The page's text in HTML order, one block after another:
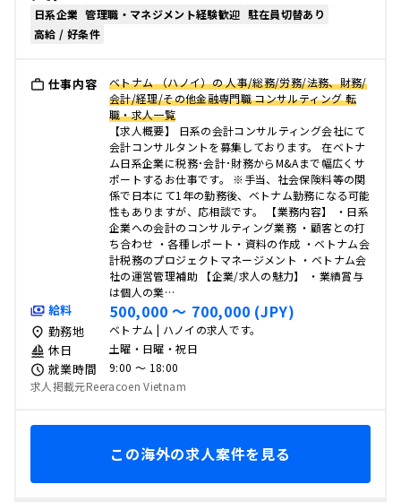
日系企業 管理職・マネジメント経験歓迎 駐在員切替あり
高給 / 好条件
仕事内容
ベトナム （ハノイ）の 人事/総務/労務/法務、財務/
会計/経理/その他金融専門職 コンサルティング 転
職・求人一覧
【求人概要】 日系の会計コンサルティング会社にて
会計コンサルタントを募集しております。 在ベトナ
ム日系企業に税務･会計･財務からM&Aまで幅広くサ
ポートするお仕事です。 ※手当、社会保険料等の関
係で日本にて1年の勤務後、ベトナム勤務になる可能
性もありますが、応相談です。 【業務内容】 ・日系
企業への会計のコンサルティング業務 ・顧客との打
ち合わせ ・各種レポート・資料の作成 ・ベトナム会
計税務のプロジェクトマネージメント ・ベトナム会
社の運営管理補助 【企業/求人の魅力】 ・業績賞与
は個人の業…
給料 500,000 〜 700,000 (JPY)
勤務地 ベトナム | ハノイの求人です。
休日 土曜・日曜・祝日
就業時間
9:00 〜 18:00
求人掲載元Reeracoen Vietnam
この海外の求人案件を見る